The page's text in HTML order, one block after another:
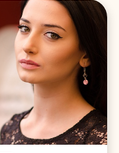
クの料金と考え方 6.炭酸ガ
とはいったい
そこから見ていきましょう。